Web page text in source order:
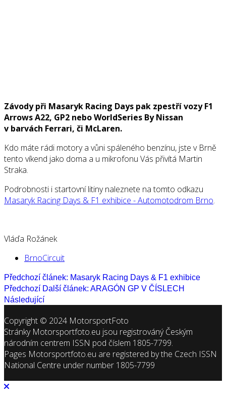
Závody při Masaryk Racing Days pak zpestří vozy F1
Arrows A22, GP2 nebo WorldSeries By Nissan
v barvách Ferrari, či McLaren.
Kdo máte rádi motory a vůni spáleného benzínu, jste v Brně
tento víkend jako doma a u mikrofonu Vás přivítá Martin
Straka.
Podrobnosti i startovní litiny naleznete na tomto odkazu
Masaryk Racing Days & F1 exhibice - Automotodrom Brno.
Vláďa Rožánek
BrnoCircuit
Předchozí článek: Masaryk Racing Days & F1 exhibice
Předchozí Další článek: ARAGÓN GP V ČÍSLECH
Následující
Copyright © 2024 MotorsportFoto
Stránky Motorsportfoto.eu jsou registrováný Českým
národním centrem ISSN pod číslem 1805-7799.
Pages Motorsportfoto.eu are registered by the Czech ISSN
National Centre under number 1805-7799